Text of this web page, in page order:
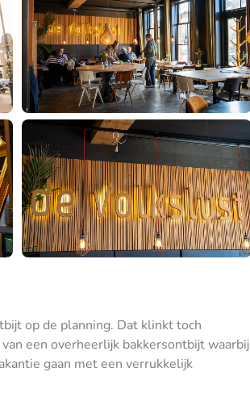
op de planning. Dat klinkt toch
een overheerlijk bakkersontbijt waarbij
gaan met een verrukkelijk